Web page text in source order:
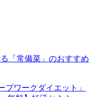
「常備菜」のおすすめ
プワークダイエット」